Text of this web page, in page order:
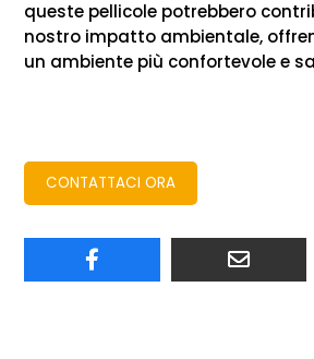
queste pellicole potrebbero
nostro impatto ambientale,
un ambiente più confortevole e
CONTATTACI ORA